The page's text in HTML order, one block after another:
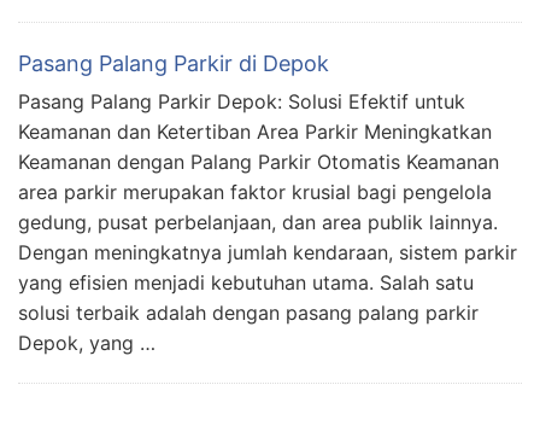
Pasang Palang Parkir di Depok
Pasang Palang Parkir Depok: Solusi Efektif untuk
Keamanan dan Ketertiban Area Parkir Meningkatkan
Keamanan dengan Palang Parkir Otomatis Keamanan
area parkir merupakan faktor krusial bagi pengelola
gedung, pusat perbelanjaan, dan area publik lainnya.
Dengan meningkatnya jumlah kendaraan, sistem parkir
yang efisien menjadi kebutuhan utama. Salah satu
solusi terbaik adalah dengan pasang palang parkir
Depok, yang …